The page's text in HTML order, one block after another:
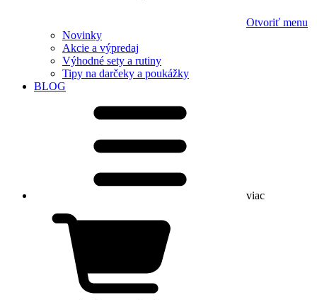
Otvoriť menu
Novinky
Akcie a výpredaj
Výhodné sety a rutiny
Tipy na darčeky a poukážky
BLOG
viac